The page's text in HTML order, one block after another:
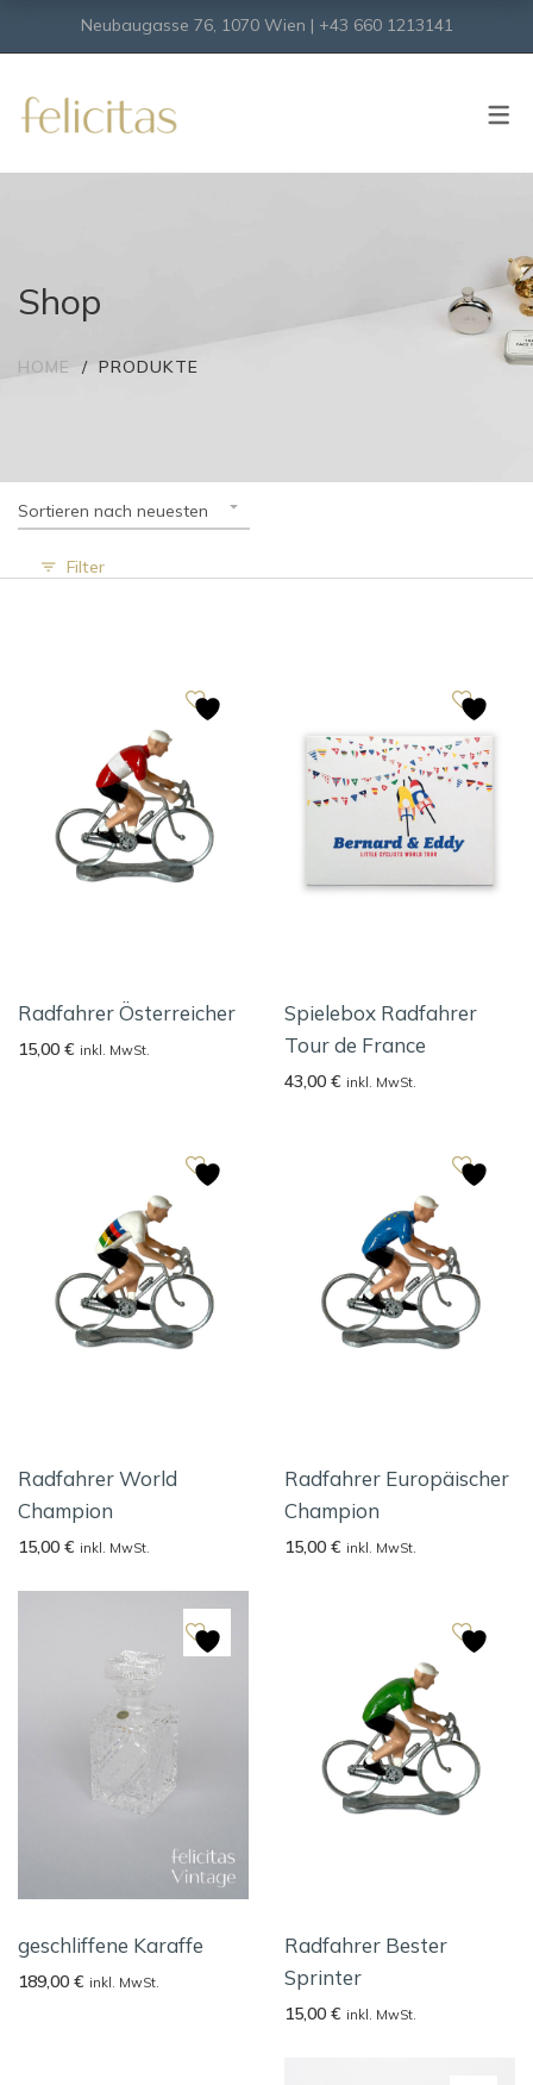
Neubaugasse 76, 1070 Wien | +43 660 1213141
Shop
HOME PRODUKTE
Sortieren nach neuesten
Filter
Radfahrer Österreicher
15,00 € inkl. MwSt.
Spielebox Radfahrer
Tour de France
43,00 € inkl. MwSt.
Radfahrer World
Champion
15,00 € inkl. MwSt.
Radfahrer Europäischer
Champion
15,00 € inkl. MwSt.
geschliffene Karaffe
189,00 € inkl. MwSt.
Radfahrer Bester
Sprinter
15,00 € inkl. MwSt.